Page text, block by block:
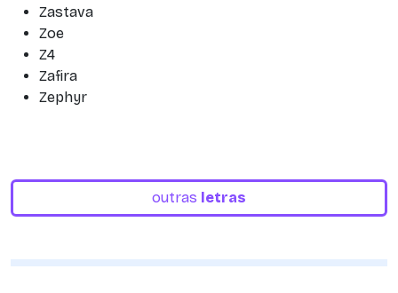
Zastava
Zoe
Z4
Zafira
Zephyr
outras letras